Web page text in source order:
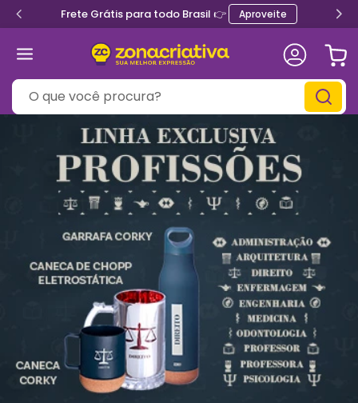
Frete Grátis para todo Brasil 👉 Aproveite
O que você procura?